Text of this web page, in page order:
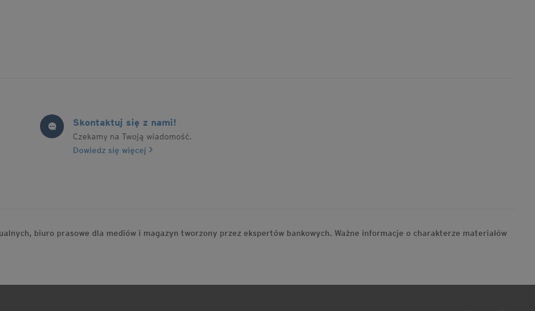
Skontaktuj się z nami!
Czekamy na Twoją wiadomość.
Dowiedz się więcej
biuro prasowe dla mediów i magazyn tworzony przez ekspertów bankowych. Ważne informacje o charakterze materiałów